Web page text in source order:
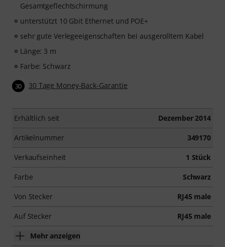
Gesamtgeflechtschirmung
unterstützt 10 Gbit Ethernet und POE+
sehr gute Verlegeeigenschaften bei ausgerolltem Kabel
Länge: 3 m
Farbe: Schwarz
30 30 Tage Money-Back-Garantie
Erhältlich seit Dezember 2014
Artikelnummer 349170
Verkaufseinheit 1 Stück
Farbe Schwarz
Von Stecker RJ45 male
Auf Stecker RJ45 male
Mehr anzeigen